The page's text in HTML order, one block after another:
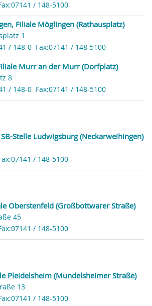
/ 148-5100
Filiale Möglingen (Rathausplatz)
1
/ 148-0 Fax:07141 / 148-5100
Murr an der Murr (Dorfplatz)
8
/ 148-0 Fax:07141 / 148-5100
Stelle Ludwigsburg (Neckarweihingen)
/ 148-5100
Oberstenfeld (Großbottwarer Straße)
45
/ 148-5100
Pleidelsheim (Mundelsheimer Straße)
13
/ 148-5100